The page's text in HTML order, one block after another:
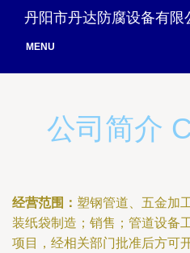
丹阳市丹达防腐设备有限
MENU
公司简介
经营范围： 塑钢管道、五金加
装纸袋制造；销售；管道设备
项目，经相关部门批准后方可